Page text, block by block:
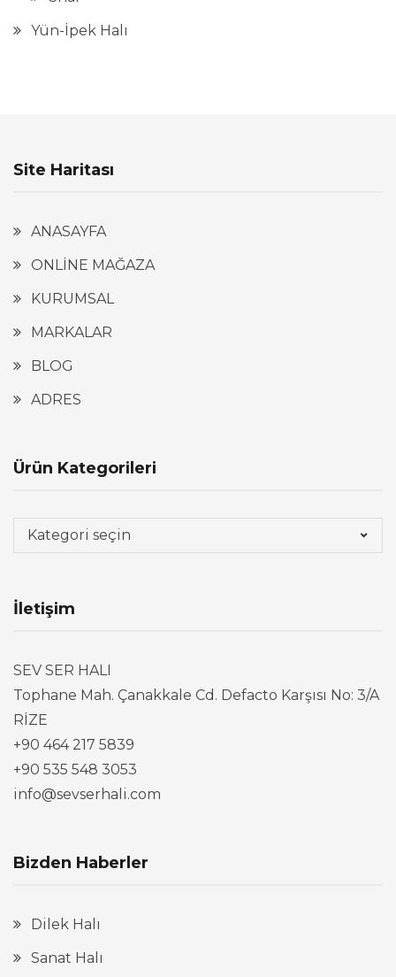
Yün-İpek Halı
Site Haritası
ANASAYFA
ONLİNE MAĞAZA
KURUMSAL
MARKALAR
BLOG
ADRES
Ürün Kategorileri
İletişim
SEV SER HALI
Tophane Mah. Çanakkale Cd. Defacto Karşısı No: 3/A
RİZE
+90 464 217 5839
+90 535 548 3053
info@sevserhali.com
Bizden Haberler
Dilek Halı
Sanat Halı